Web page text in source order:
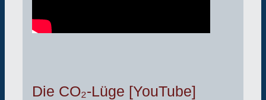
Die CO₂-Lüge [YouTube]